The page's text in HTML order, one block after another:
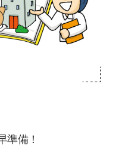
準備！